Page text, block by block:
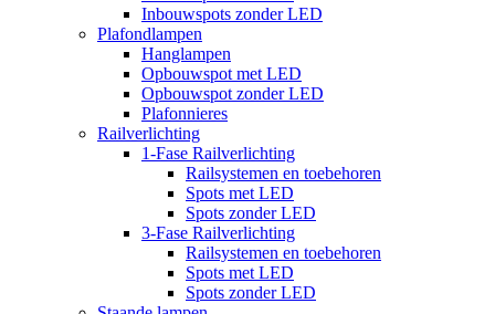
Inbouwspots zonder LED
Plafondlampen
Hanglampen
Opbouwspot met LED
Opbouwspot zonder LED
Plafonnieres
Railverlichting
1-Fase Railverlichting
Railsystemen en toebehoren
Spots met LED
Spots zonder LED
3-Fase Railverlichting
Railsystemen en toebehoren
Spots met LED
Spots zonder LED